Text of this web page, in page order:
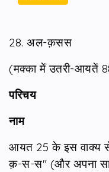
28. अल-क़सस
(मक्का में उतरी-आयतें
परिचय
नाम
आयत 25 के इस वाक्य
क़-स-स" (और अपना